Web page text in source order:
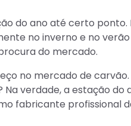
do ano até certo ponto.
no inverno e no verão
do mercado.
no mercado de
verdade, a estação
fabricante profissional